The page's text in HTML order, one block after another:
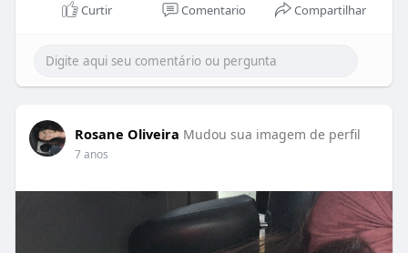
Curtir Comentario Compartilhar
Rosane Oliveira Mudou sua imagem de perfil
7 anos